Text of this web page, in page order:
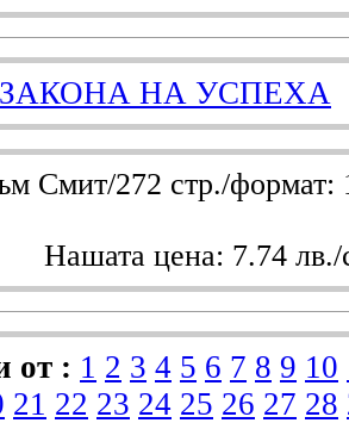
НА УСПЕХА
Смит/272 стр./
Нашата цена: 7.74 лв./
от : 1 2 3 4 5 6 7 8 9 10
21 22 23 24 25 26 27 28